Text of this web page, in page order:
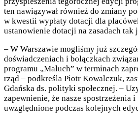
ten nawiązywał również do zmiany
w kwestii wypłaty dotacji dla
ustanowienie dotacji na zasadach tak
– W Warszawie mogliśmy już
doświadczeniach i bolączkach
programu „Maluch” w terminach
rząd – podkreśla Piotr Kowalczuk,
Gdańska ds. polityki społecznej. –
zapewnienie, że nasze spostrzeżenia
uwzględnione podczas kolejnych